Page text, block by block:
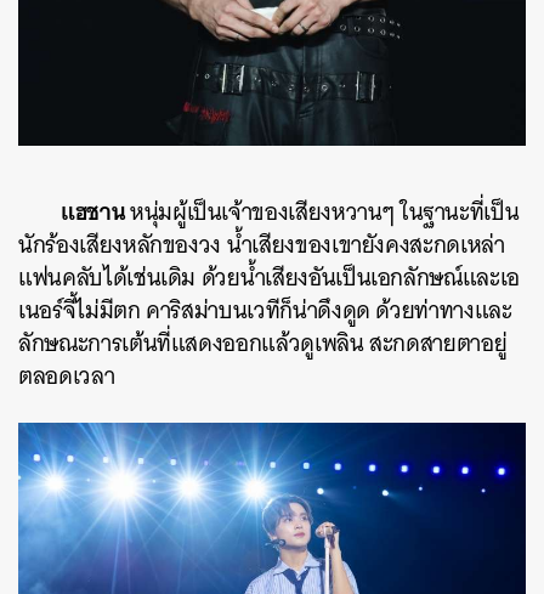
แฮชานหนุ่มผู้เป็นเจ้าของเสียงหวานๆ ในฐานะที่เป็น
นักร้องเสียงหลักของวง น้ำเสียงของเขายังคงสะกดเหล่า
แฟนคลับได้เช่นเดิม ด้วยน้ำเสียงอันเป็นเอกลักษณ์และเอ
เนอร์จี้ไม่มีตก คาริสม่าบนเวทีก็น่าดึงดูด ด้วยท่าทางและ
ลักษณะการเต้นที่แสดงออกแล้วดูเพลิน สะกดสายตาอยู่
ตลอดเวลา